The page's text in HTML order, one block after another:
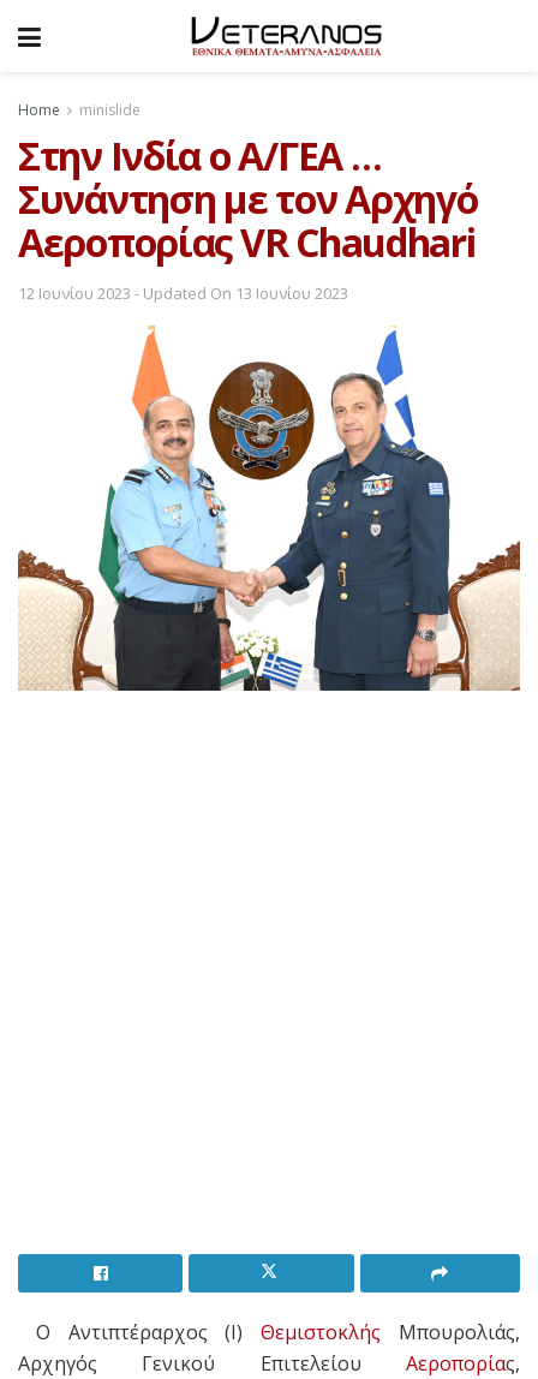
Home minislide
Στην Ινδία ο Α/ΓΕΑ …
Συνάντηση με τον Αρχηγό
Αεροπορίας VR Chaudhari
12 Ιουνίου 2023 - Updated On 13 Ιουνίου 2023
O Αντιπτέραρχος (Ι)Θεμιστοκλής Μπουρολιάς,
Αρχηγός Γενικού Επιτελείου Αεροπορίας,